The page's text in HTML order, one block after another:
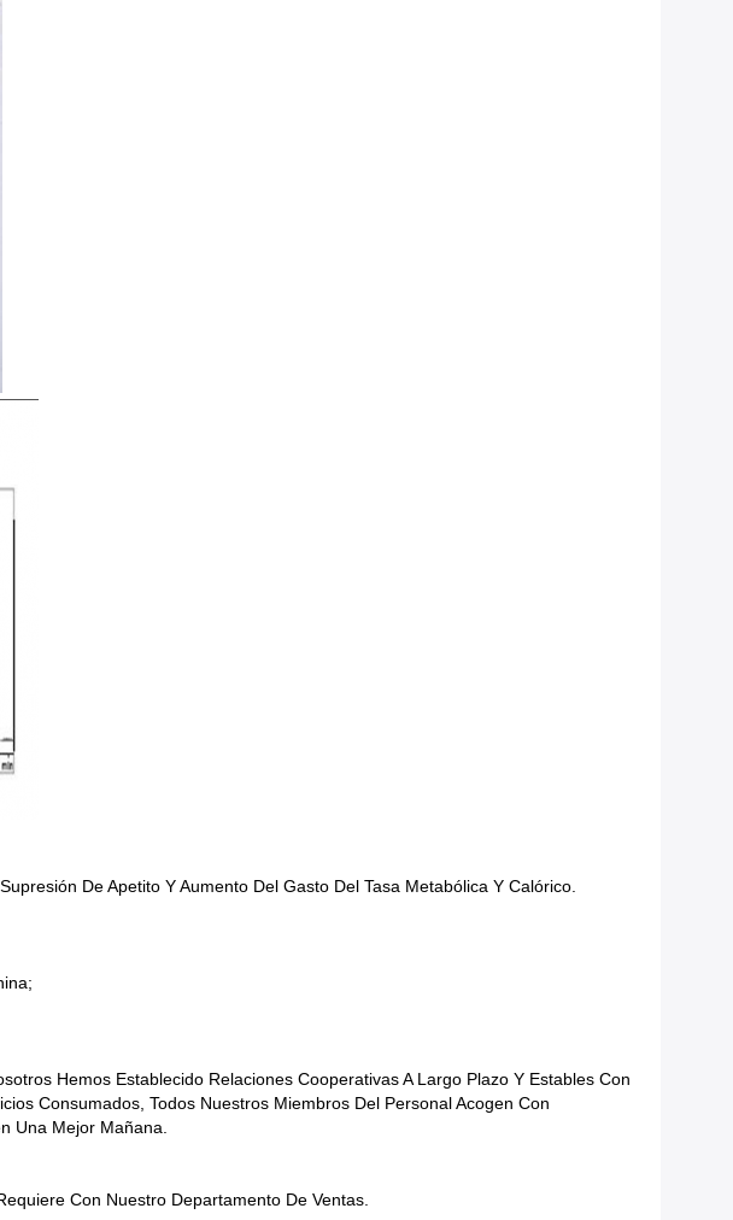
De Apetito Y Aumento Del Gasto Del Tasa Metabólica Y Calórico.
Hemos Establecido Relaciones Cooperativas A Largo Plazo Y Estables Con
Consumados, Todos Nuestros Miembros Del Personal Acogen Con
Una Mejor Mañana.
Con Nuestro Departamento De Ventas.